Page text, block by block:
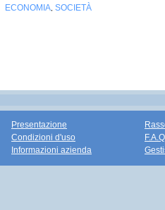
ECONOMIA SOCIETÀ
Presentazione
Condizioni d'uso
Informazioni azienda